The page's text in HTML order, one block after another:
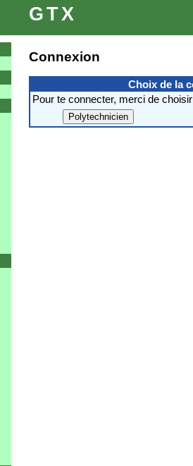
GTX
Connexion
Choix de la
Pour te connecter, merci de